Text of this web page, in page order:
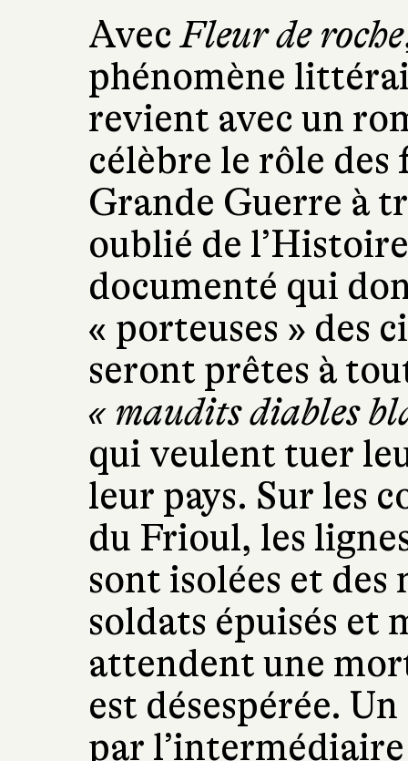
AvecFleur de roche
phénomène
revient avec un
célèbre le rôle des
Grande Guerre à
oublié de
documenté qui
« porteuses » des
seront prêtes à
« maudits diables
qui veulent tuer
leur pays. Sur les
du Frioul, les
sont isolées et
soldats épuisés et
attendent une
est désespérée.
par